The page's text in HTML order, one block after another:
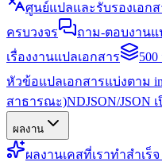
ศูนย์แปลและรับรองเอกส
ครบวงจร
ถาม-ตอบงานแ
เรื่องงานแปลเอกสาร
หัวข้อแปลเอกสารแบ่งตาม
สาธารณะ)NDJSON/JSON
ผลงาน
ผลงานเคสที่เราทำสำเร็จ